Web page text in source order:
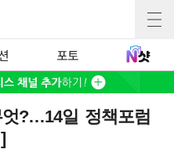
포토
?…14일 정책포럼